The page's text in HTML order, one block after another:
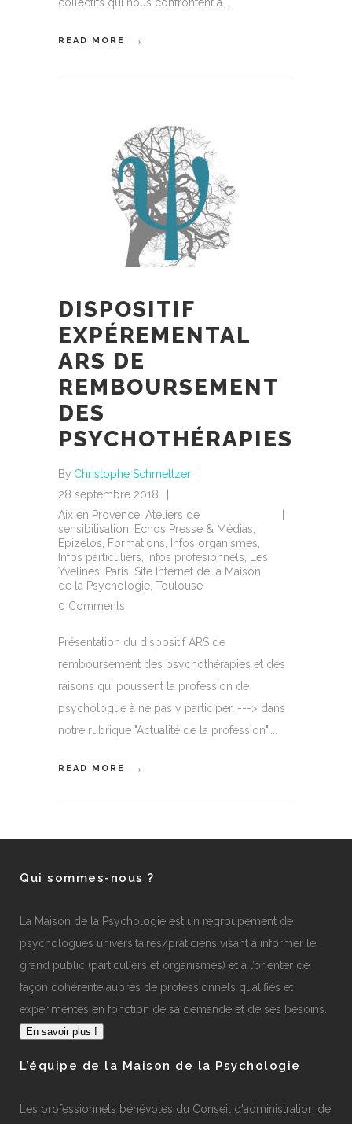
READ MORE
DISPOSITIF
EXPÉREMENTAL
ARS DE
REMBOURSEMENT
DES
PSYCHOTHÉRAPIES
By Christophe Schmeltzer
28 septembre 2018
Aix en Provence Ateliers de
sensibilisation
Echos Presse & Médias
Epizelos
Formations Infos organismes
Infos particuliers
Infos profesionnels
Les
Yvelines
Paris Site Internet de la Maison
de la Psychologie Toulouse
0 Comments
Présentation du dispositif ARS de
remboursement des psychothérapies et des
raisons qui poussent la profession de
psychologue à ne pas y participer. ---> dans
notre rubrique "Actualité de la profession".
READ MORE
Qui sommes-nous ?
La Maison de la Psychologie est un regroupement de
psychologues universitaires/praticiens visant à informer le
grand public (particuliers et organismes) et à l’orienter de
façon cohérente auprès de professionnels qualifiés et
expérimentés en fonction de sa demande et de ses besoins.
En savoir plus !
L’équipe de la Maison de la Psychologie
Les professionnels bénévoles du Conseil d'administration de